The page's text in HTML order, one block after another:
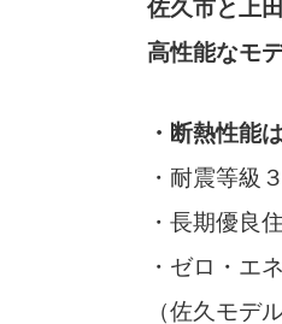
佐久市と上
高性能なモ
・断熱性能
・耐震等級３
・長期優良
・ゼロ・エ
（佐久モデ